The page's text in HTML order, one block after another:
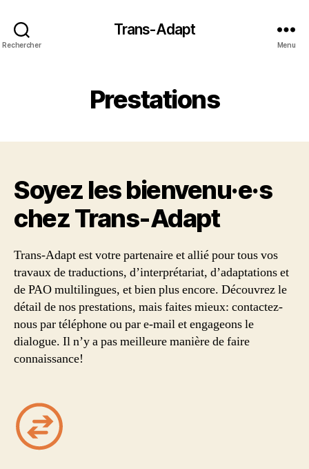
Rechercher
Trans-Adapt
Menu
Prestations
Soyez les bienvenu·e·s
chez Trans‑Adapt
Trans-Adapt est votre partenaire et allié pour tous vos
travaux de traductions, d’interprétariat, d’adaptations et
de PAO multilingues, et bien plus encore. Découvrez le
détail de nos prestations, mais faites mieux: contactez-
nous par téléphone ou par e-mail et engageons le
dialogue. Il n’y a pas meilleure manière de faire
connaissance!